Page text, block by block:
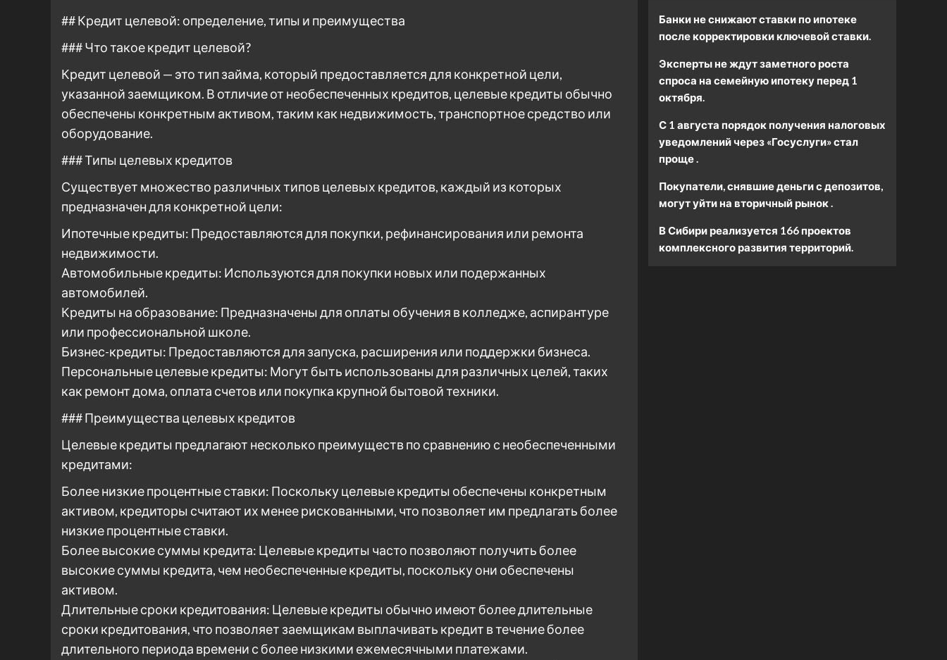
## Кредит целевой: определение, типы и преимущества
### Что такое кредит целевой?
Кредит целевой — это тип займа, который предоставляется для конкретной цели,
указанной заемщиком. В отличие от необеспеченных кредитов, целевые кредиты обычно
обеспечены конкретным активом, таким как недвижимость, транспортное средство или
оборудование.
### Типы целевых кредитов
Существует множество различных типов целевых кредитов, каждый из которых
предназначен для конкретной цели:
Ипотечные кредиты: Предоставляются для покупки, рефинансирования или ремонта
недвижимости.
Автомобильные кредиты: Используются для покупки новых или подержанных
автомобилей.
Кредиты на образование: Предназначены для оплаты обучения в колледже, аспирантуре
или профессиональной школе.
Бизнес-кредиты: Предоставляются для запуска, расширения или поддержки бизнеса.
Персональные целевые кредиты: Могут быть использованы для различных целей, таких
как ремонт дома, оплата счетов или покупка крупной бытовой техники.
### Преимущества целевых кредитов
Целевые кредиты предлагают несколько преимуществ по сравнению с необеспеченными
кредитами:
Более низкие процентные ставки: Поскольку целевые кредиты обеспечены конкретным
активом, кредиторы считают их менее рискованными, что позволяет им предлагать более
низкие процентные ставки.
Более высокие суммы кредита: Целевые кредиты часто позволяют получить более
высокие суммы кредита, чем необеспеченные кредиты, поскольку они обеспечены
активом.
Длительные сроки кредитования: Целевые кредиты обычно имеют более длительные
сроки кредитования, что позволяет заемщикам выплачивать кредит в течение более
длительного периода времени с более низкими ежемесячными платежами.
Банки не снижают ставки по ипотеке
после корректировки ключевой ставки.
Эксперты не ждут заметного роста
спроса на семейную ипотеку перед 1
октября.
С 1 августа порядок получения налоговых
уведомлений через «Госуслуги» стал
проще .
Покупатели, снявшие деньги с депозитов,
могут уйти на вторичный рынок .
В Сибири реализуется 166 проектов
комплексного развития территорий.